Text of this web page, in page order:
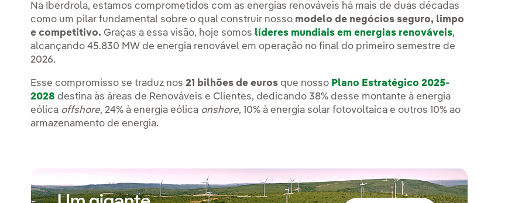
Na Iberdrola, estamos comprometidos com as energias renováveis há mais de duas décadas
como um pilar fundamental sobre o qual construir nosso modelo de negócios seguro, limpo
e competitivo. Graças a essa visão, hoje somos líderes mundiais em energias renováveis,
alcançando 45.830 MW de energia renovável em operação no final do primeiro semestre de
2026.
Esse compromisso se traduz nos 21 bilhões de euros que nosso Plano Estratégico 2025-
2028 destina às áreas de Renováveis e Clientes, dedicando 38% desse montante à energia
eólica offshore, 24% à energia eólica onshore, 10% à energia solar fotovoltaica e outros 10% ao
armazenamento de energia.